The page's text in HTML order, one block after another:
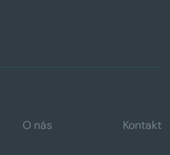
O nás Kontakt